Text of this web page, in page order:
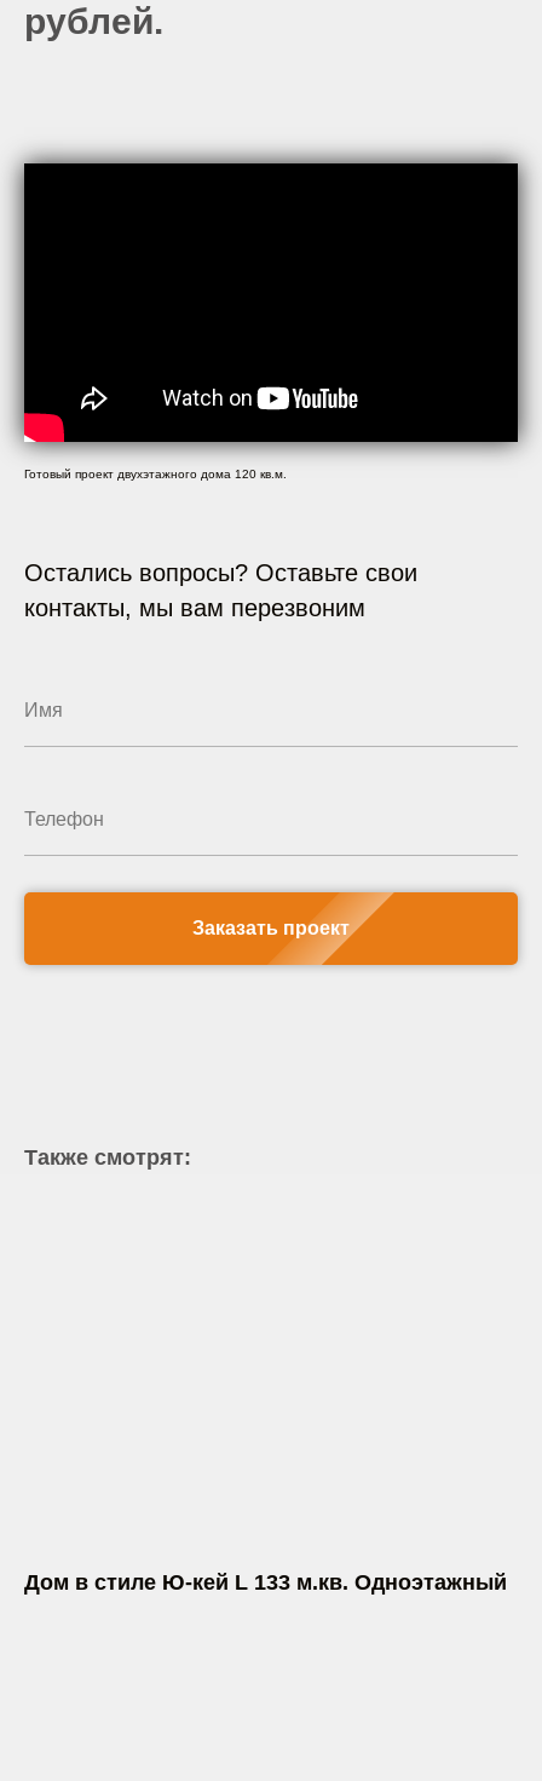
рублей.
Готовый проект двухэтажного дома 120 кв.м.
Остались вопросы? Оставьте свои
контакты, мы вам перезвоним
Заказать проект
Также смотрят:
Дом в стиле Ю-кей L 133 м.кв. Одноэтажный